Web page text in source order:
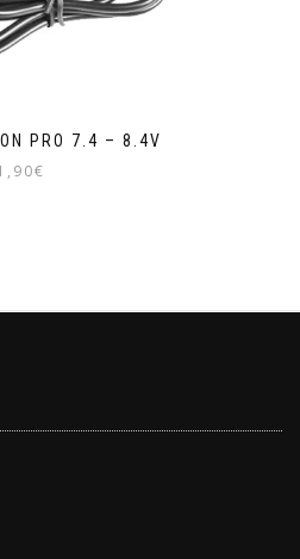
PRO 7.4 – 8.4V
€